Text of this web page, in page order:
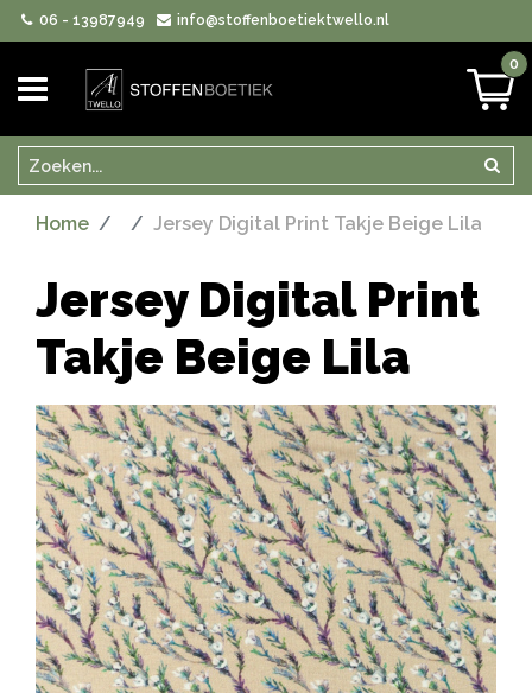
06 - 13987949 info@stoffenboetiektwello.nl
0
Zoeken
Home Jersey Digital Print Takje Beige Lila
Jersey Digital Print
Takje Beige Lila